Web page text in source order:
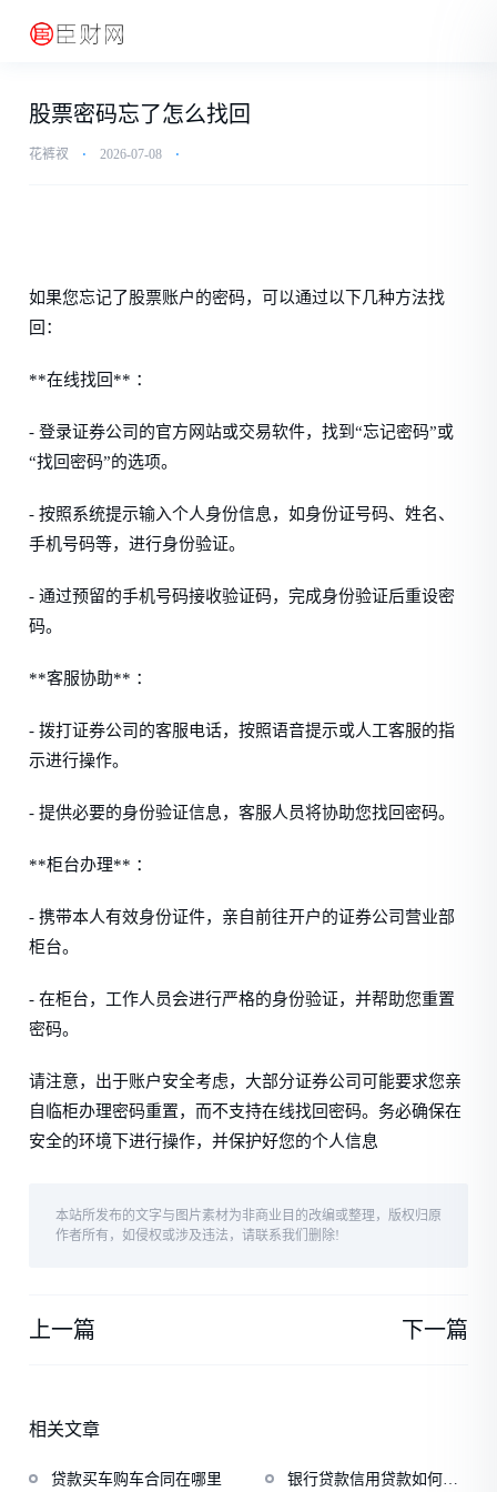
股票密码忘了怎么找回
花裤衩 ⋅ 2026-07-08 ⋅
如果您忘记了股票账户的密码，可以通过以下几种方法找
回：
**在线找回** ：
- 登录证券公司的官方网站或交易软件，找到“忘记密码”或
“找回密码”的选项。
- 按照系统提示输入个人身份信息，如身份证号码、姓名、
手机号码等，进行身份验证。
- 通过预留的手机号码接收验证码，完成身份验证后重设密
码。
**客服协助** ：
- 拨打证券公司的客服电话，按照语音提示或人工客服的指
示进行操作。
- 提供必要的身份验证信息，客服人员将协助您找回密码。
**柜台办理** ：
- 携带本人有效身份证件，亲自前往开户的证券公司营业部
柜台。
- 在柜台，工作人员会进行严格的身份验证，并帮助您重置
密码。
请注意，出于账户安全考虑，大部分证券公司可能要求您亲
自临柜办理密码重置，而不支持在线找回密码。务必确保在
安全的环境下进行操作，并保护好您的个人信息
本站所发布的文字与图片素材为非商业目的改编或整理，版权归原
作者所有，如侵权或涉及违法，请联系我们删除!
上一篇 下一篇
相关文章
贷款买车购车合同在哪里 银行贷款信用贷款如何申